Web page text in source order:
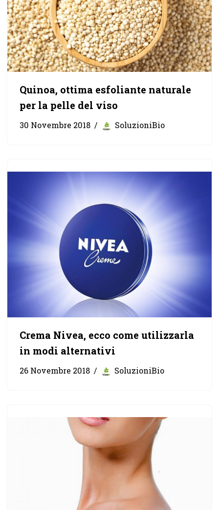
Quinoa, ottima esfoliante naturale
per la pelle del viso
30 Novembre 2018 SoluzioniBio
Crema Nivea, ecco come utilizzarla
in modi alternativi
26 Novembre 2018 SoluzioniBio